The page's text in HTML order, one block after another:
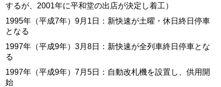
するが、2001年に平和堂の出店が決定し着工）
1995年（平成7年）9月1日：新快速が土曜・休日終日停車
となる
1997年（平成9年）3月8日：新快速が全列車終日停車とな
る
1997年（平成9年）7月5日：自動改札機を設置し、供用開
始